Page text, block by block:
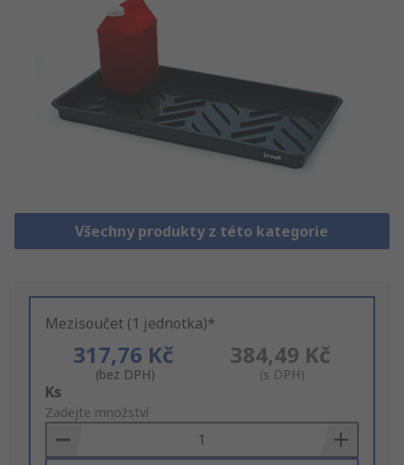
Všechny produkty z této kategorie
Mezisoučet (1 jednotka)*
317,76 Kč
(bez DPH)
384,49 Kč
(s DPH)
Add
to
Basket
Ks
Zadejte množství